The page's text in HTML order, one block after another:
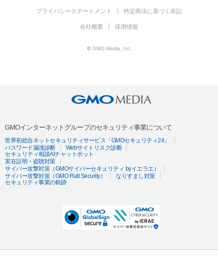
プライバシーステートメント 特定商法に基づく表記
会社概要 採用情報
© GMO Media, Inc.
GMOインターネットグループのセキュリティ事業について
世界初総合ネットセキュリティサービス「GMOセキュリティ24」
パスワード漏洩診断
Webサイトリスク診断
セキュリティ相談AIチャットボット
実在証明・盗聴対策
サイバー攻撃対策（GMOサイバーセキュリティ byイエラエ）
サイバー攻撃対策（GMO Flatt Security）
なりすまし対策
セキュリティ事業の軌跡